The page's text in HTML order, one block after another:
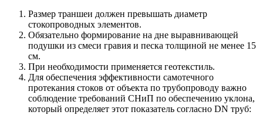
Размер траншеи должен превышать диаметр
стокопроводных элементов.
Обязательно формирование на дне выравнивающей
подушки из смеси гравия и песка толщиной не менее 15
см.
При необходимости применяется геотекстиль.
Для обеспечения эффективности самотечного
протекания стоков от объекта по трубопроводу важно
соблюдение требований СНиП по обеспечению уклона,
который определяет этот показатель согласно DN труб: